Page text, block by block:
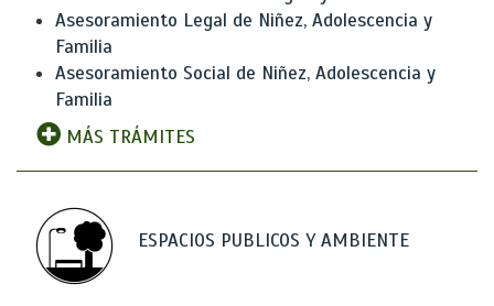
Asesoramiento Legal de Niñez, Adolescencia y
Familia
Asesoramiento Social de Niñez, Adolescencia y
Familia
MÁS TRÁMITES
ESPACIOS PUBLICOS Y AMBIENTE